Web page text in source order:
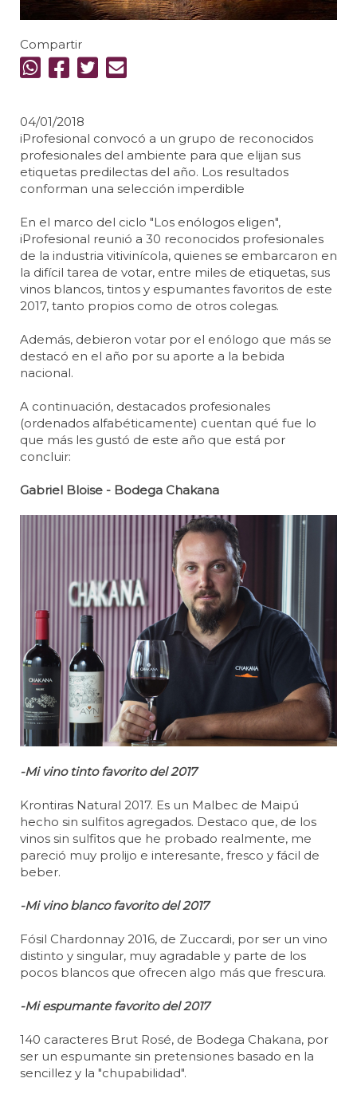
Compartir
04/01/2018
iProfesional convocó a un grupo de reconocidos
profesionales del ambiente para que elijan sus
etiquetas predilectas del año. Los resultados
conforman una selección imperdible
En el marco del ciclo "Los enólogos eligen",
iProfesional reunió a 30 reconocidos profesionales
de la industria vitivinícola, quienes se embarcaron en
la difícil tarea de votar, entre miles de etiquetas, sus
vinos blancos, tintos y espumantes favoritos de este
2017, tanto propios como de otros colegas.
Además, debieron votar por el enólogo que más se
destacó en el año por su aporte a la bebida
nacional.
A continuación, destacados profesionales
(ordenados alfabéticamente) cuentan qué fue lo
que más les gustó de este año que está por
concluir:
Gabriel Bloise - Bodega Chakana
-Mi vino tinto favorito del 2017
Krontiras Natural 2017. Es un Malbec de Maipú
hecho sin sulfitos agregados. Destaco que, de los
vinos sin sulfitos que he probado realmente, me
pareció muy prolijo e interesante, fresco y fácil de
beber.
-Mi vino blanco favorito del 2017
Fósil Chardonnay 2016, de Zuccardi, por ser un vino
distinto y singular, muy agradable y parte de los
pocos blancos que ofrecen algo más que frescura.
-Mi espumante favorito del 2017
140 caracteres Brut Rosé, de Bodega Chakana, por
ser un espumante sin pretensiones basado en la
sencillez y la "chupabilidad".